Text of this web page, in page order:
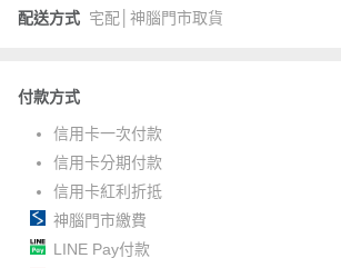
配送方式 宅配│神腦門市取貨
付款方式
信用卡一次付款
信用卡分期付款
信用卡紅利折抵
神腦門市繳費
LINE Pay付款